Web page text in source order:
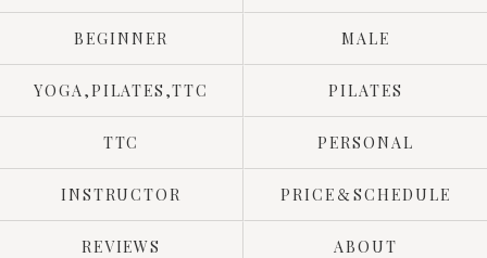
BEGINNER MALE
YOGA,PILATES,TTC PILATES
TTC PERSONAL
INSTRUCTOR PRICE＆SCHEDULE
REVIEWS ABOUT